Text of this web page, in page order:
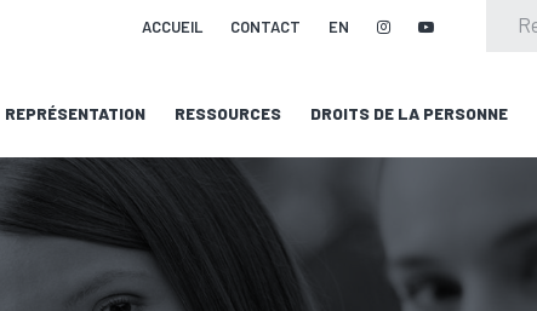
ACCUEIL CONTACT EN
REPRÉSENTATION RESSOURCES DROITS DE LA PERSONNE